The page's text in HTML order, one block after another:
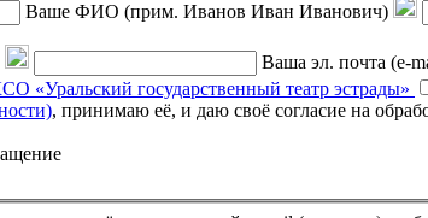
Ваше ФИО (прим. Иванов Иван Иванович)
Ваша эл. почта (e-
«Уральский государственный театр эстрады»
, принимаю её, и даю своё согласие на обработку своих персональных данных (фамилии, имени, отчества, адреса электронной почты, контактного